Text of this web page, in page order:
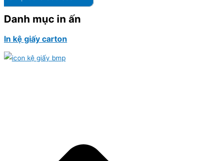
Danh mục in ấn
In kệ giấy carton